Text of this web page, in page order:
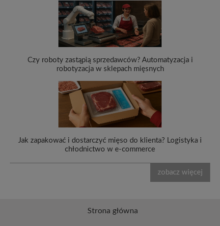
Czy roboty zastąpią sprzedawców? Automatyzacja i
robotyzacja w sklepach mięsnych
Jak zapakować i dostarczyć mięso do klienta? Logistyka i
chłodnictwo w e-commerce
zobacz więcej
Strona główna